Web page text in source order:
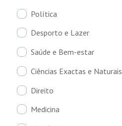
Política
Desporto e Lazer
Saúde e Bem-estar
Ciências Exactas e Naturais
Direito
Medicina